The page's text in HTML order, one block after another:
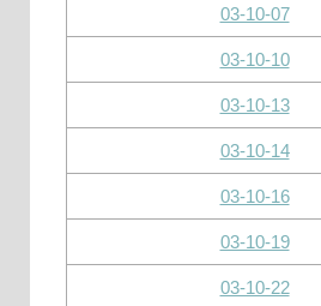
03-10-07
03-10-10
03-10-13
03-10-14
03-10-16
03-10-19
03-10-22